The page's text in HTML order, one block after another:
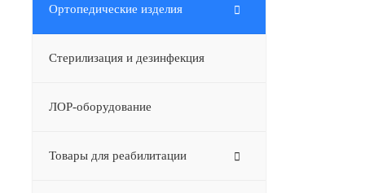
Ортопедические изделия
Стерилизация и дезинфекция
ЛОР-оборудование
Товары для реабилитации